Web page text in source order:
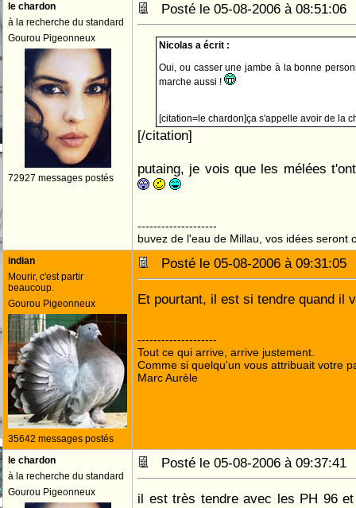
le chardon
à la recherche du standard
Gourou Pigeonneux
72927 messages postés
Posté le 05-08-2006 à
Nicolas a écrit :
Oui, ou casser une jambe à la bonne
marche aussi !
[citation=le chardon]ça s'appelle avoir de la
[/citation]
putaing, je vois que les mélées
--------------------
buvez de l'eau de Millau, vos idées seront
indian
Mourir, c'est partir
beaucoup.
Gourou Pigeonneux
35642 messages postés
Posté le 05-08-2006 à
Et pourtant, il est si tendre quand il
--------------------
Tout ce qui arrive, arrive justement.
Comme si quelqu'un vous attribuait votre
Marc Aurèle
le chardon
à la recherche du standard
Gourou Pigeonneux
Posté le 05-08-2006 à
il est très tendre avec les PH 96